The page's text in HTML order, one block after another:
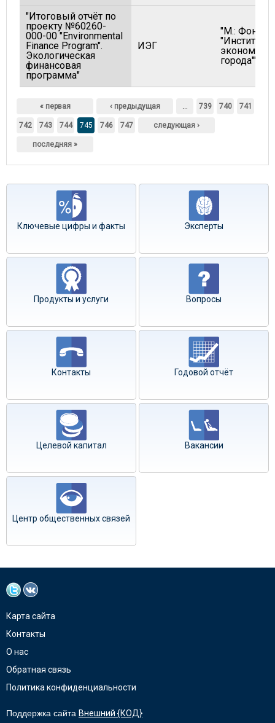
"Итоговый отчёт по
проекту №60260-
000-00 "Environmental
Finance Program".
Экологическая
финансовая
программа"
ИЭГ
"М.: Фонд
"Институт
экономики
города""
« первая ‹ предыдущая … 739 740 741
742 743 744 745 746 747 следующая ›
последняя »
Ключевые цифры и факты Эксперты
Продукты и услуги Вопросы
Контакты Годовой отчёт
Целевой капитал Вакансии
Центр общественных связей
Карта сайта
Контакты
О нас
Обратная связь
Политика конфиденциальности
Поддержка сайта Внешний {КОД}